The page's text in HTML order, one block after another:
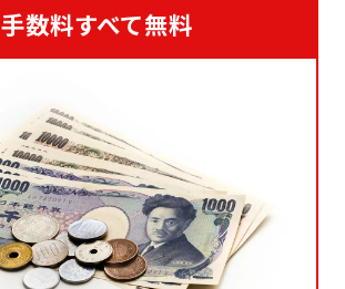
手数料すべて無料